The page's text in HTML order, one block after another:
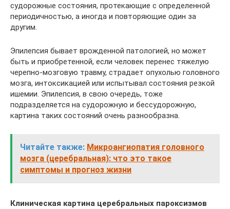
судорожные состояния, протекающие с определенной
периодичностью, а иногда и повторяющие один за
другим.
Эпилепсия бывает врожденной патологией, но может
быть и приобретенной, если человек перенес тяжелую
черепно-мозговую травму, страдает опухолью головного
мозга, интоксикацией или испытывал состояния резкой
ишемии. Эпилепсия, в свою очередь, тоже
подразделяется на судорожную и бессудорожную,
картина таких состояний очень разнообразна.
Читайте также: Микроангиопатия головного
мозга (церебральная): что это такое
симптомы и прогноз жизни
Клиническая картина церебральных пароксизмов